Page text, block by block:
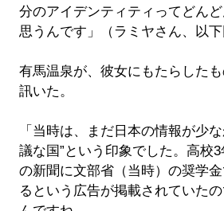
分のアイデンティティってどん
思うんです」（ラミヤさん、以下
有馬温泉が、彼女にもたらした
訊いた。
「当時は、まだ日本の情報が少
議な国”という印象でした。高校
の新聞に文部省（当時）の奨学
るという広告が掲載されていた